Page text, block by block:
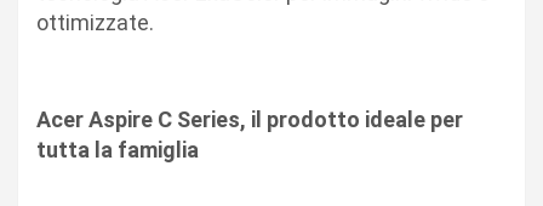
ottimizzate.
Acer Aspire C Series, il prodotto ideale per
tutta la famiglia